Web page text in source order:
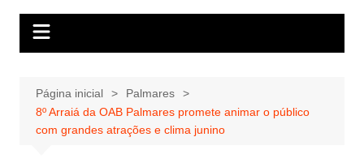
Página inicial
Palmares
8º Arraiá da OAB Palmares promete animar o público
com grandes atrações e clima junino